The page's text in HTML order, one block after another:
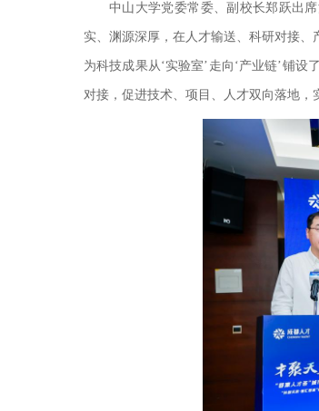
中山大学党委常委、副校长郑跃出
实、渊源深厚，在人才输送、科研对接
为科技成果从‘实验室’走向‘产业链’铺
对接，促进技术、项目、人才双向落地，